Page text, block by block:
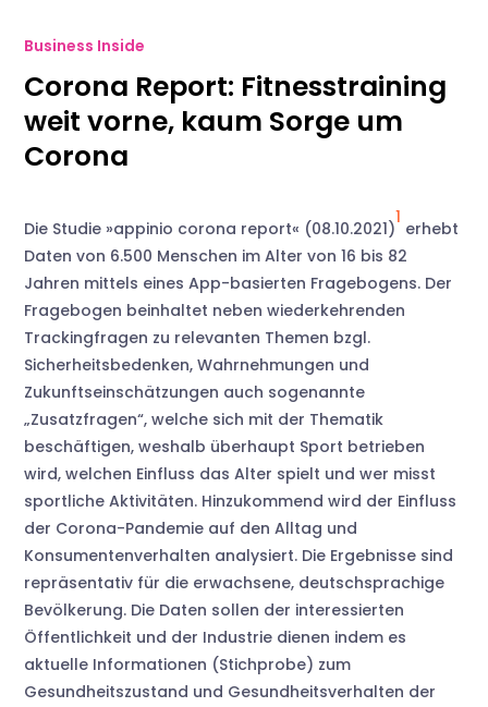
Business Inside
Corona Report: Fitnesstraining
weit vorne, kaum Sorge um
Corona
Die Studie »appinio corona report« (08.10.2021)
1
erhebt
Daten von 6.500 Menschen im Alter von 16 bis 82
Jahren mittels eines App-basierten Fragebogens. Der
Fragebogen beinhaltet neben wiederkehrenden
Trackingfragen zu relevanten Themen bzgl.
Sicherheitsbedenken, Wahrnehmungen und
Zukunftseinschätzungen auch sogenannte
„Zusatzfragen“, welche sich mit der Thematik
beschäftigen, weshalb überhaupt Sport betrieben
wird, welchen Einfluss das Alter spielt und wer misst
sportliche Aktivitäten. Hinzukommend wird der Einfluss
der Corona-Pandemie auf den Alltag und
Konsumentenverhalten analysiert. Die Ergebnisse sind
repräsentativ für die erwachsene, deutschsprachige
Bevölkerung. Die Daten sollen der interessierten
Öffentlichkeit und der Industrie dienen indem es
aktuelle Informationen (Stichprobe) zum
Gesundheitszustand und Gesundheitsverhalten der